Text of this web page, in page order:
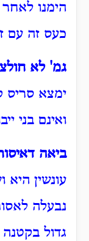
הימנו
כעס זה עם
גמ' לא
ימצא סריס
ואינם בני
ביאה
עונשין
נבעלה
גדול